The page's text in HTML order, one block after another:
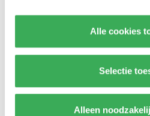
Alle cookies
Selectie
Alleen
Marion
ivoren